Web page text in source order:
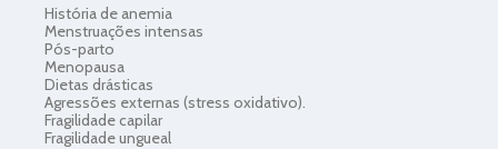
História de anemia
Menstruações intensas
Pós-parto
Menopausa
Dietas drásticas
Agressões externas (stress oxidativo).
Fragilidade capilar
Fragilidade ungueal